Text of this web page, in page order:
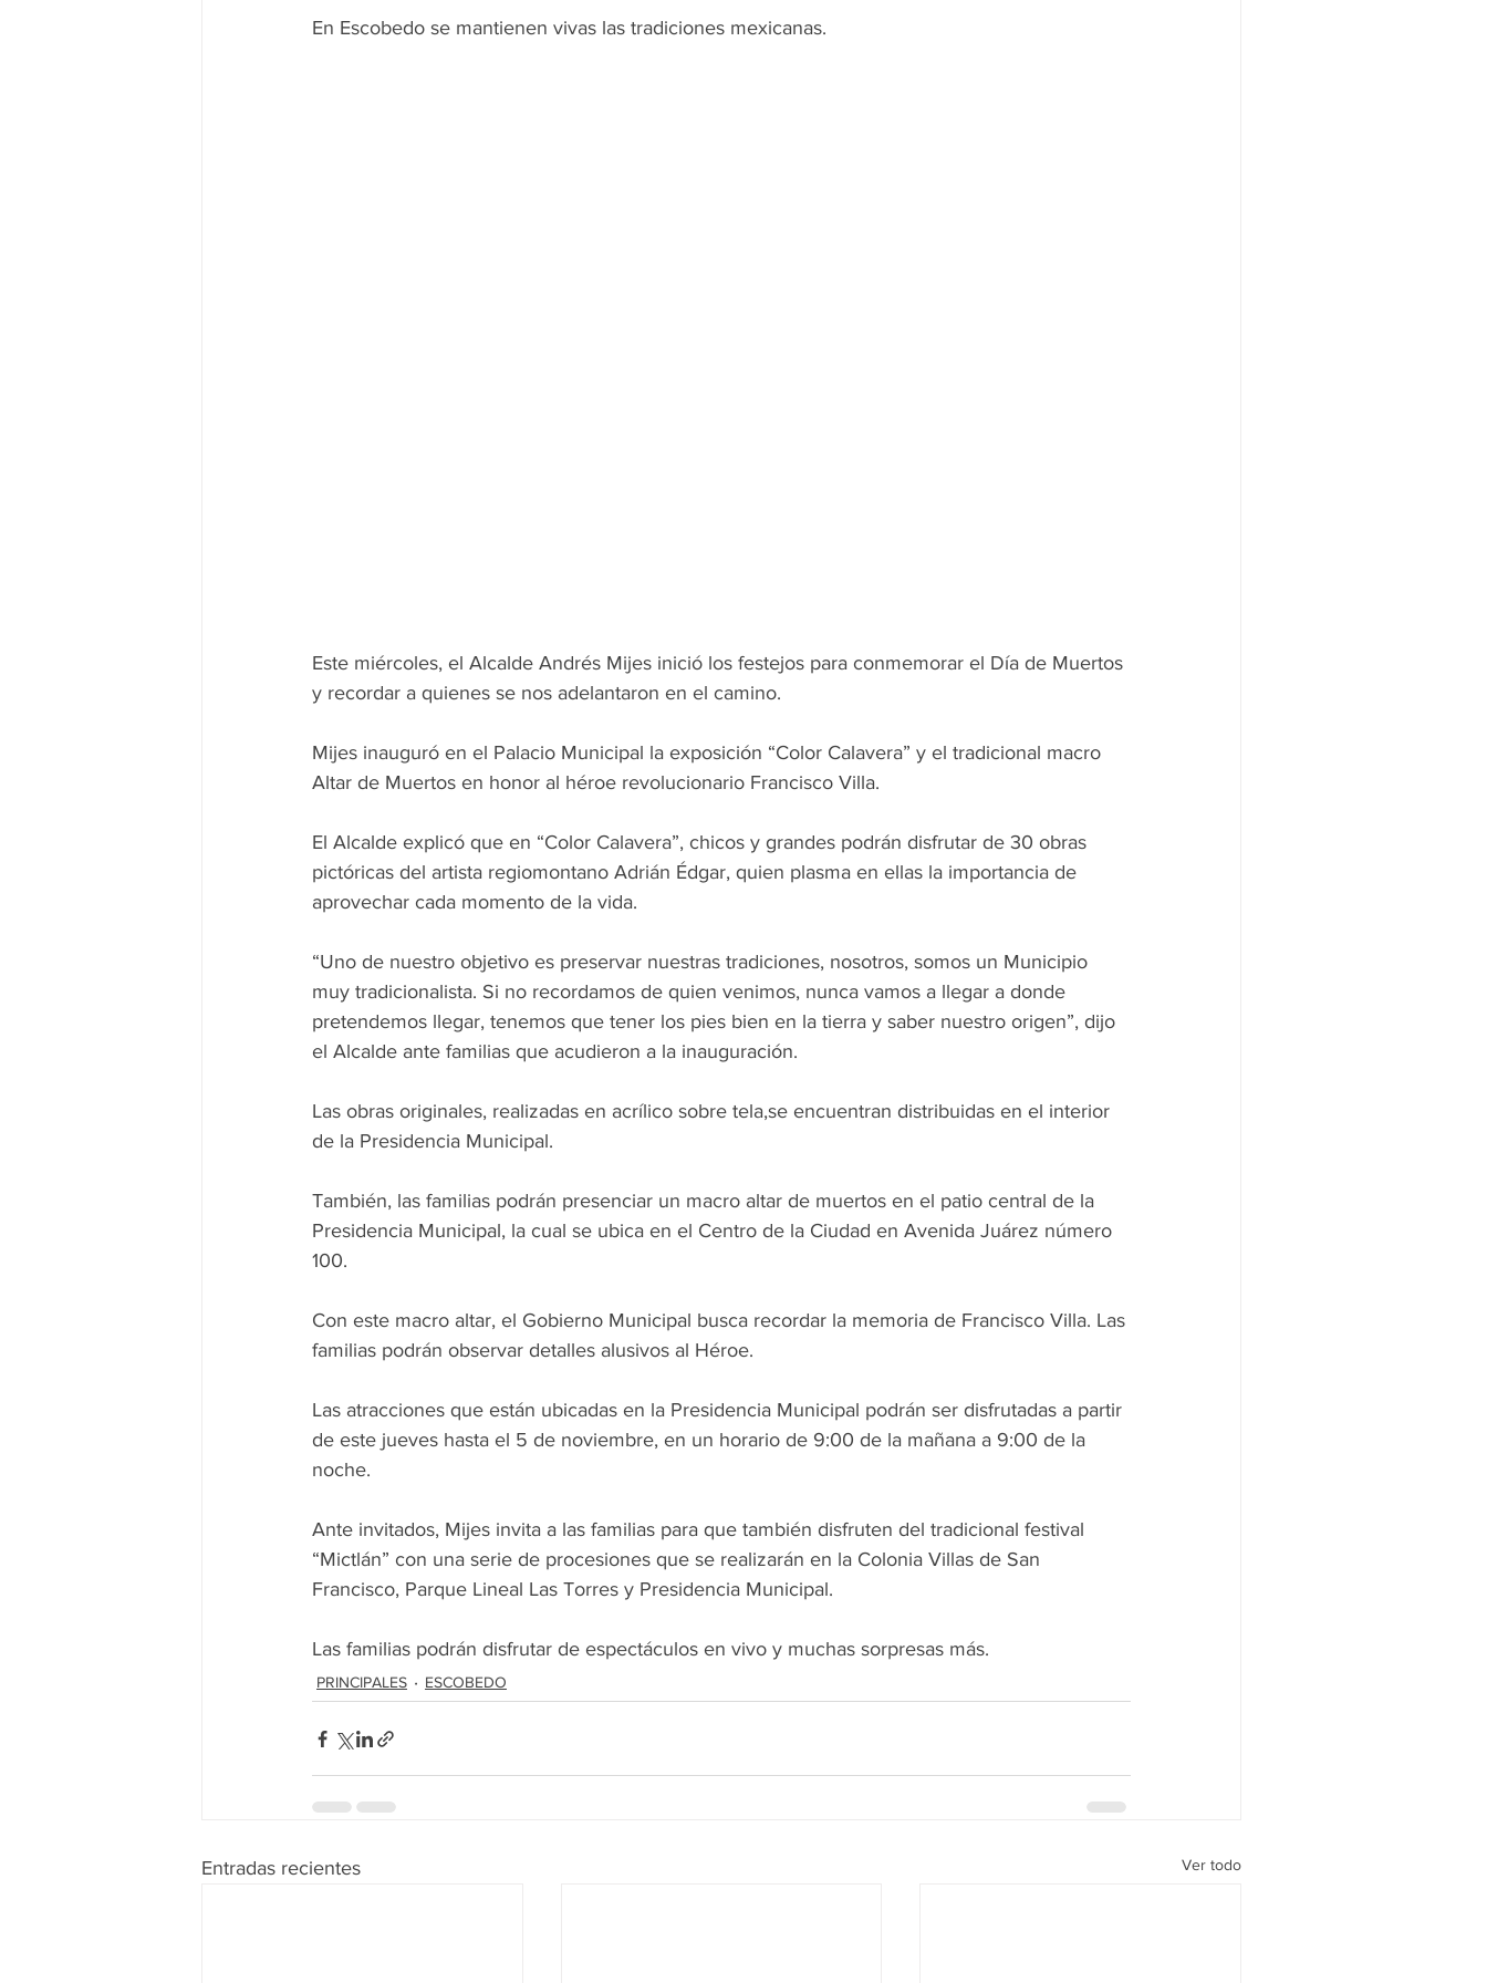
En Escobedo se mantienen vivas las tradiciones mexicanas.
Este miércoles, el Alcalde Andrés Mijes inició los festejos para conmemorar el Día de Muertos
y recordar a quienes se nos adelantaron en el camino.
Mijes inauguró en el Palacio Municipal la exposición “Color Calavera” y el tradicional macro
Altar de Muertos en honor al héroe revolucionario Francisco Villa.
El Alcalde explicó que en “Color Calavera”, chicos y grandes podrán disfrutar de 30 obras
pictóricas del artista regiomontano Adrián Édgar, quien plasma en ellas la importancia de
aprovechar cada momento de la vida.
“Uno de nuestro objetivo es preservar nuestras tradiciones, nosotros, somos un Municipio
muy tradicionalista. Si no recordamos de quien venimos, nunca vamos a llegar a donde
pretendemos llegar, tenemos que tener los pies bien en la tierra y saber nuestro origen”, dijo
el Alcalde ante familias que acudieron a la inauguración.
Las obras originales, realizadas en acrílico sobre tela,se encuentran distribuidas en el interior
de la Presidencia Municipal.
También, las familias podrán presenciar un macro altar de muertos en el patio central de la
Presidencia Municipal, la cual se ubica en el Centro de la Ciudad en Avenida Juárez número
100.
Con este macro altar, el Gobierno Municipal busca recordar la memoria de Francisco Villa. Las
familias podrán observar detalles alusivos al Héroe.
Las atracciones que están ubicadas en la Presidencia Municipal podrán ser disfrutadas a partir
de este jueves hasta el 5 de noviembre, en un horario de 9:00 de la mañana a 9:00 de la
noche.
Ante invitados, Mijes invita a las familias para que también disfruten del tradicional festival
“Mictlán” con una serie de procesiones que se realizarán en la Colonia Villas de San
Francisco, Parque Lineal Las Torres y Presidencia Municipal.
Las familias podrán disfrutar de espectáculos en vivo y muchas sorpresas más.
PRINCIPALES ESCOBEDO
Entradas recientes Ver todo